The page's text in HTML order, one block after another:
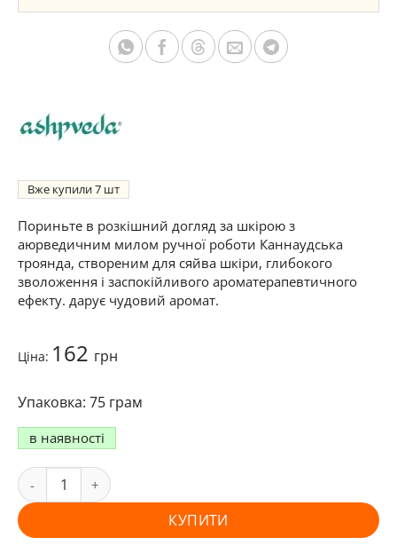
Вже купили7
Пориньте в розкішний догляд за шкірою з
аюрведичним милом ручної роботи Каннаудська
троянда, створеним для сяйва шкіри, глибокого
зволоження і заспокійливого ароматерапевтичного
ефекту. дарує чудовий аромат.
Ціна: 162 грн
75 грам
в наявності
КУПИТИ